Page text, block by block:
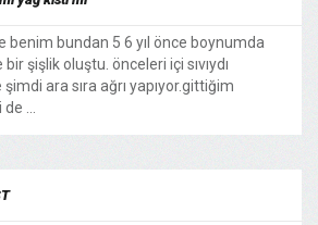
benim bundan 5 6 yıl önce boynumda
şişlik oluştu. önceleri içi sıvıydı
ara sıra ağrı yapıyor.gittiğim
...